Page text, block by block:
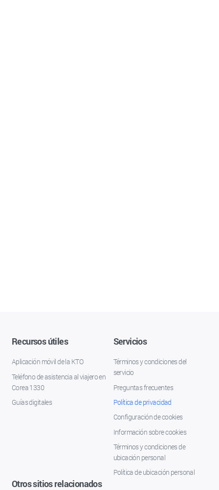
Recursos útiles
Aplicación móvil de la KTO
Teléfono de asistencia al viajero en
Corea 1330
Guías digitales
Servicios
Términos y condiciones del
servicio
Preguntas frecuentes
Política de privacidad
Configuración de cookies
Información sobre cookies
Términos y condiciones de
ubicación personal
Política de ubicación personal
Otros sitios relacionados